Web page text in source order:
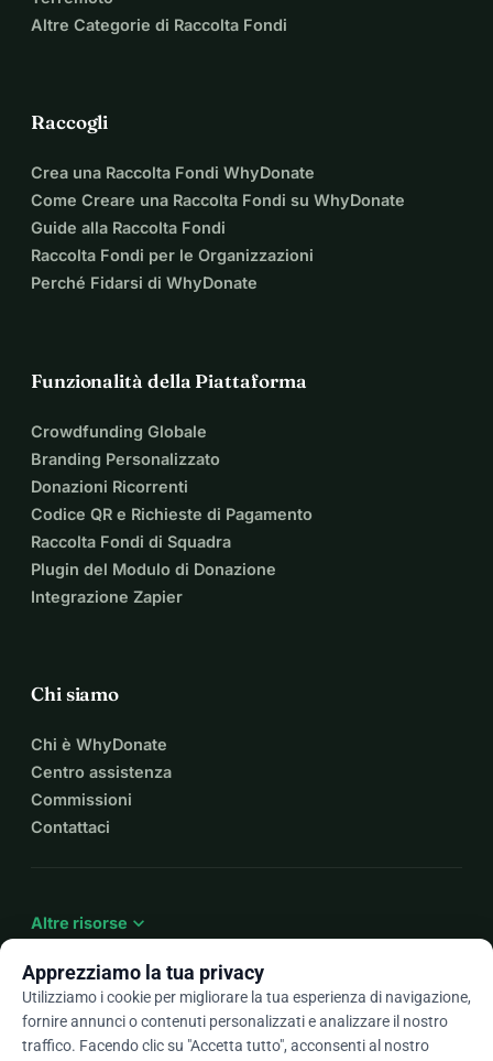
Altre Categorie di Raccolta Fondi
Raccogli
Crea una Raccolta Fondi WhyDonate
Come Creare una Raccolta Fondi su WhyDonate
Guide alla Raccolta Fondi
Raccolta Fondi per le Organizzazioni
Perché Fidarsi di WhyDonate
Funzionalità della Piattaforma
Crowdfunding Globale
Branding Personalizzato
Donazioni Ricorrenti
Codice QR e Richieste di Pagamento
Raccolta Fondi di Squadra
Plugin del Modulo di Donazione
Integrazione Zapier
Chi siamo
Chi è WhyDonate
Centro assistenza
Commissioni
Contattaci
Altre risorse expand_more
It arrow_drop_down
Apprezziamo la tua privacy
Utilizziamo i cookie per migliorare la tua esperienza di navigazione,
fornire annunci o contenuti personalizzati e analizzare il nostro
traffico. Facendo clic su "Accetta tutto", acconsenti al nostro